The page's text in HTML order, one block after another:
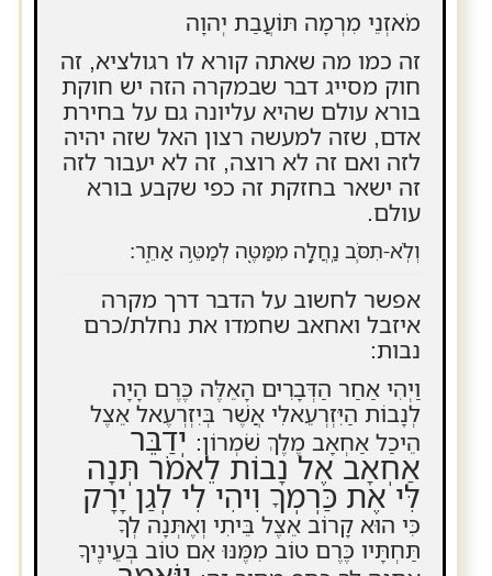
מֹאזְנֵי מִרְמָה תּוֹעֲבַת יְהוָה
זה כמו מה שאתה קורא לו רגולציא, זה
חוק מסייג דבר שבמקרה הזה יש חוקת
בורא עולם שהיא עליונה גם על בחירת
אדם, שזה למעשה רצון האל שזה יהיה
לזה ואם זה לא רוצה, זה לא יעבור לזה
זה ישאר בחזקת זה כפי שקבע בורא
עולם.
וְלֹֽא-תִסֹּ֧ב נַֽחֲלָ֛ה מִמַּטֶּ֖ה לְמַטֵּ֣ה אַחֵ֑ר:
אפשר לחשוב על הדבר דרך מקרה
איזבל ואחאב שחמדו את נחלת/כרם
נבות:
וַיְהִי אַחַר הַדְּבָרִים הָאֵלֶּה כֶּרֶם הָיָה
לְנָבוֹת הַיִּזְרְעֵאלִי אֲשֶׁר בְּיִזְרְעֶאל אֵצֶל
הֵיכַל אַחְאָב מֶלֶךְ שֹׁמְרוֹן:יְדַבֵּר
אַחְאָב אֶל נָבוֹת לֵאמֹר תְּנָה
לִּי אֶת כַּרְמְךָ וִיהִי לִי לְגַן יָרָק
כִּי הוּא קָרוֹב אֵצֶל בֵּיתִי וְאֶתְּנָה לְךָ
תַּחְתָּיו כֶּרֶם טוֹב מִמֶּנּוּ אִם טוֹב בְּעֵינֶיךָ